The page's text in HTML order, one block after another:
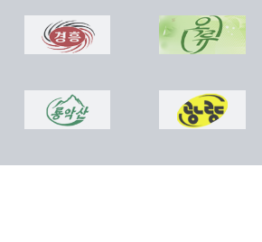
稷下大西洋鲑种鱼场竣工仪式举行